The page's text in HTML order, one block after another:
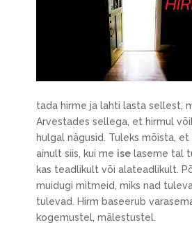
tada hirme ja lahti lasta sellest,
Arvestades sellega, et hirmul
hulgal nägusid. Tuleks mõista,
ainult siis, kui me iselaseme tal
kas teadlikult või alateadlikult.
muidugi mitmeid, miks nad
tulevad. Hirm baseerub
kogemustel, mälestustel.